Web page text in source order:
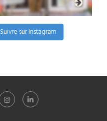
Suivre sur Instagram